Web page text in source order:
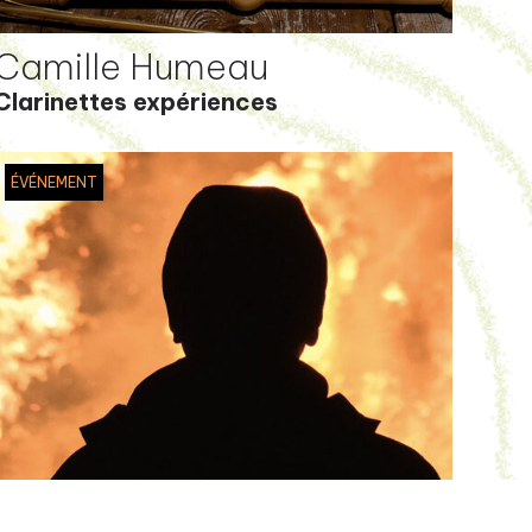
Humeau
expériences
ÉVÉNEMENT